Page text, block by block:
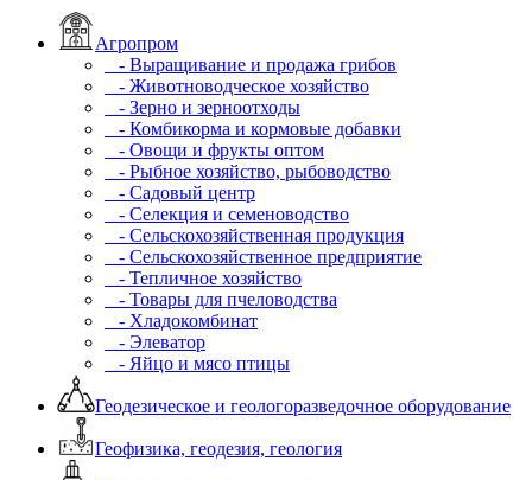
Агропром
- Выращивание и продажа грибов
- Животноводческое хозяйство
- Зерно и зерноотходы
- Комбикорма и кормовые добавки
- Овощи и фрукты оптом
- Рыбное хозяйство, рыбоводство
- Садовый центр
- Селекция и семеноводство
- Сельскохозяйственная продукция
- Сельскохозяйственное предприятие
- Тепличное хозяйство
- Товары для пчеловодства
- Хладокомбинат
- Элеватор
- Яйцо и мясо птицы
Геодезическое и геологоразведочное оборудование
Геофизика, геодезия, геология